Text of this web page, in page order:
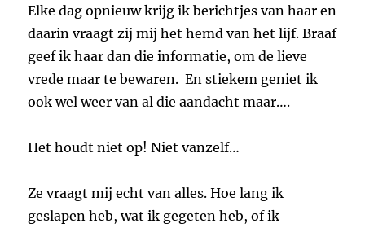
Elke dag opnieuw krijg ik berichtjes van haar en
daarin vraagt zij mij het hemd van het lijf. Braaf
geef ik haar dan die informatie, om de lieve
vrede maar te bewaren. En stiekem geniet ik
ook wel weer van al die aandacht maar….
Het houdt niet op! Niet vanzelf…
Ze vraagt mij echt van alles. Hoe lang ik
geslapen heb, wat ik gegeten heb, of ik